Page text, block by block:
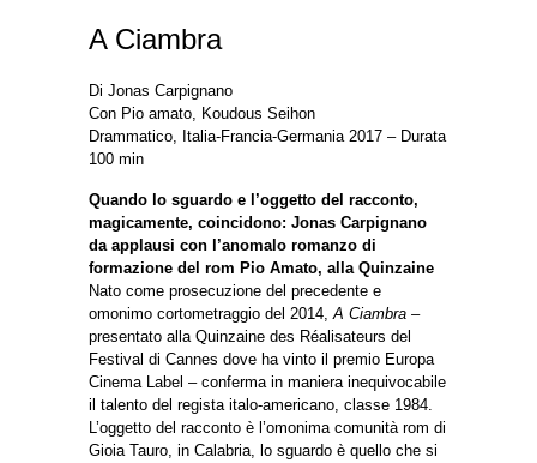
A Ciambra
Di Jonas Carpignano
Con Pio amato, Koudous Seihon
Drammatico, Italia-Francia-Germania 2017 – Durata
100 min
Quando lo sguardo e l’oggetto del racconto,
magicamente, coincidono: Jonas Carpignano
da applausi con l’anomalo romanzo di
formazione del rom Pio Amato, alla Quinzaine
Nato come prosecuzione del precedente e
omonimo cortometraggio del 2014,A Ciambra –
presentato alla Quinzaine des Réalisateurs del
Festival di Cannes dove ha vinto il premio Europa
Cinema Label – conferma in maniera inequivocabile
il talento del regista italo-americano, classe 1984.
L’oggetto del racconto è l’omonima comunità rom di
Gioia Tauro, in Calabria, lo sguardo è quello che si